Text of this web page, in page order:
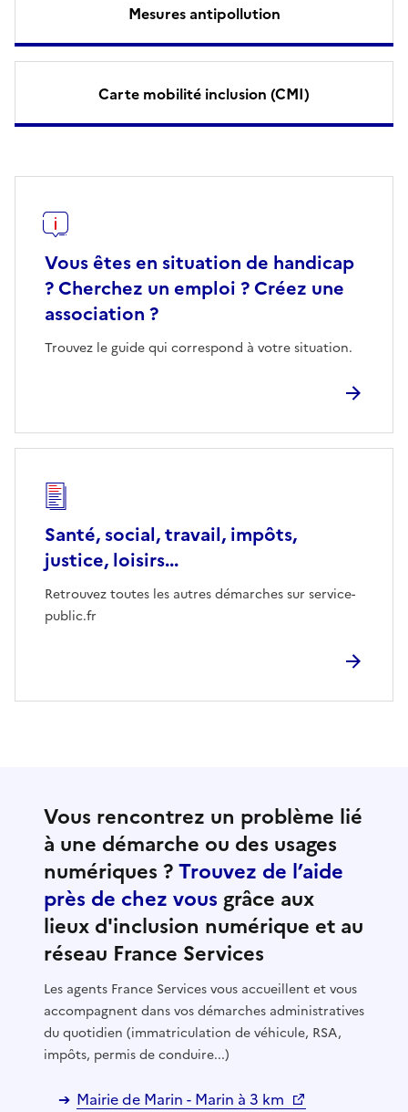
Mesures antipollution
Carte mobilité inclusion (CMI)
Vous êtes en situation de handicap
? Cherchez un emploi ? Créez une
association ?
Trouvez le guide qui correspond à votre situation.
Santé, social, travail, impôts,
justice, loisirs...
Retrouvez toutes les autres démarches sur service-
public.fr
Vous rencontrez un problème lié
à une démarche ou des usages
numériques ?Trouvez de l’aide
près de chez vous grâce aux
lieux d'inclusion numérique et au
réseau France Services
Les agents France Services vous accueillent et vous
accompagnent dans vos démarches administratives
du quotidien (immatriculation de véhicule, RSA,
impôts, permis de conduire...)
Mairie de Marin - Marin à 3 km